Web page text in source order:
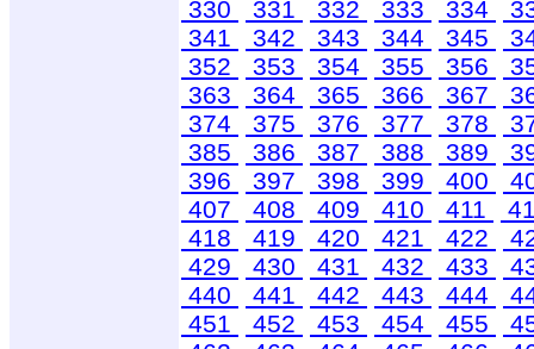
330
331 332 333 334
341
342 343 344 345
352
353 354 355 356
363
364 365 366 367
374
375 376 377 378
385
386 387 388 389
396
397 398 399 400
407
408 409 410 411
418
419 420 421 422
429
430 431 432 433
440
441 442 443 444
451
452 453 454 455